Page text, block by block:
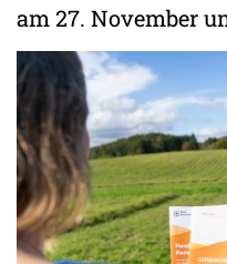
am 27. November